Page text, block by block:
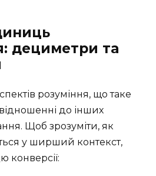
дециметри та
розуміння, що таке
до інших
Щоб зрозуміти, як
у ширший контекст,
конверсії: